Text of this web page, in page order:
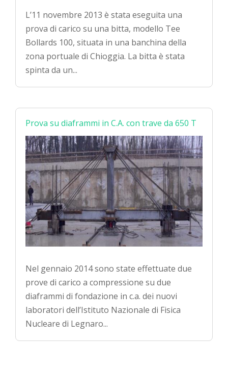
L’11 novembre 2013 è stata eseguita una
prova di carico su una bitta, modello Tee
Bollards 100, situata in una banchina della
zona portuale di Chioggia. La bitta è stata
spinta da un...
Prova su diaframmi in C.A. con trave da 650 T
Nel gennaio 2014 sono state effettuate due
prove di carico a compressione su due
diaframmi di fondazione in c.a. dei nuovi
laboratori dell’Istituto Nazionale di Fisica
Nucleare di Legnaro...